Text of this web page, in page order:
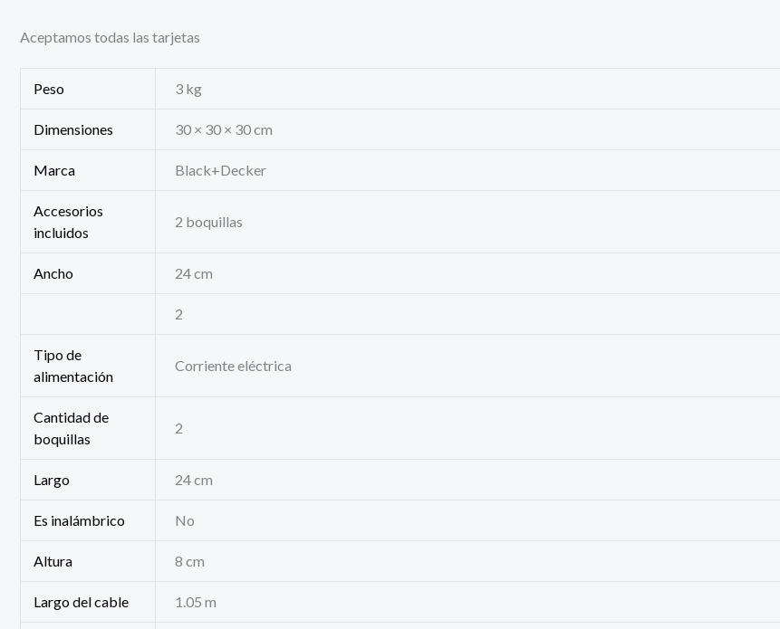
Aceptamos todas las tarjetas
Peso 3 kg
Dimensiones 30 × 30 × 30 cm
Marca Black+Decker
Accesorios
incluidos
2 boquillas
Ancho 24 cm
2
Tipo de
alimentación
Corriente eléctrica
Cantidad de
boquillas
2
Largo 24 cm
Es inalámbrico No
Altura 8 cm
Largo del cable 1.05 m